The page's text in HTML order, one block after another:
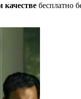
бесплатно